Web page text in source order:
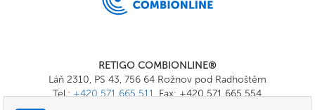
RETIGO COMBIONLINE®
Láň 2310, PS 43, 756 64 Rožnov pod Radhoštěm
Tel.:+420 571 665 511, Fax: +420 571 665 554